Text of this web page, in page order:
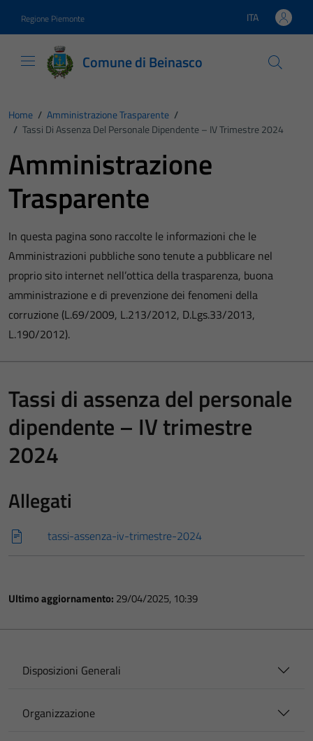
Regione Piemonte Lingua attiva:
ITA
Comune di Beinasco
Home / Amministrazione Trasparente /
/ Tassi Di Assenza Del Personale Dipendente – IV Trimestre 2024
Amministrazione
Trasparente
In questa pagina sono raccolte le informazioni che le
Amministrazioni pubbliche sono tenute a pubblicare nel
proprio sito internet nell’ottica della trasparenza, buona
amministrazione e di prevenzione dei fenomeni della
corruzione (L.69/2009, L.213/2012, D.Lgs.33/2013,
L.190/2012).
Tassi di assenza del personale
dipendente – IV trimestre
2024
Allegati
tassi-assenza-iv-trimestre-2024
Ultimo aggiornamento: 29/04/2025, 10:39
Disposizioni Generali
Organizzazione